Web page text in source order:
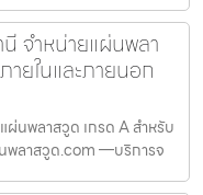
จำหน่ายแผ่นพลา
ยในและภายนอก
นพลาสวูด เกรด A สำหรับ
พลาสวูด.com —บริการจ